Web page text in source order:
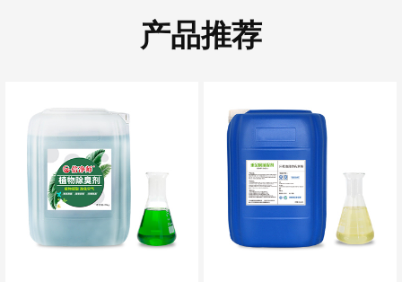
水的好处。一、破乳剂的基本...
产品推荐